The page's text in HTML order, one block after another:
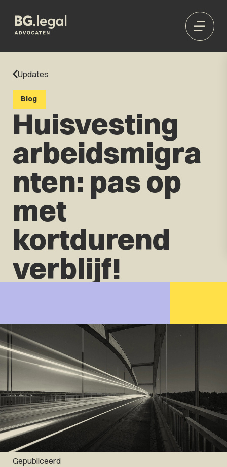
Updates
Blog
Huisvesting
arbeidsmigra
nten: pas op
met
kortdurend
verblijf!
Gepubliceerd